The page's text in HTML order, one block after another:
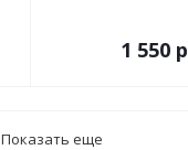
1 550
Показать еще